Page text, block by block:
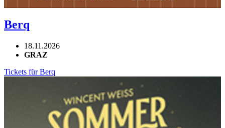
Berq
18.11.2026
GRAZ
Tickets für Berq